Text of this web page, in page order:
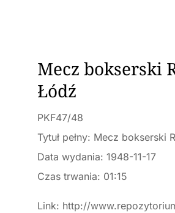
Mecz bokserski
Łódź
PKF47/48
Tytuł pełny: Mecz bokserski
Data wydania: 1948-11-17
Czas trwania: 01:15
Link: http://